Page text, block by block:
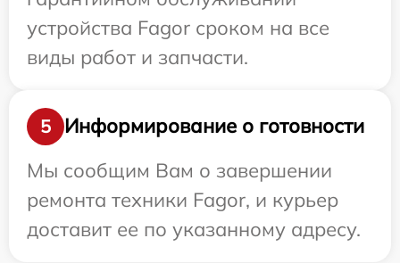
устройства Fagor сроком на все
виды работ и запчасти.
5
Информирование о готовности
Мы сообщим Вам о завершении
ремонта техники Fagor, и курьер
доставит ее по указанному адресу.